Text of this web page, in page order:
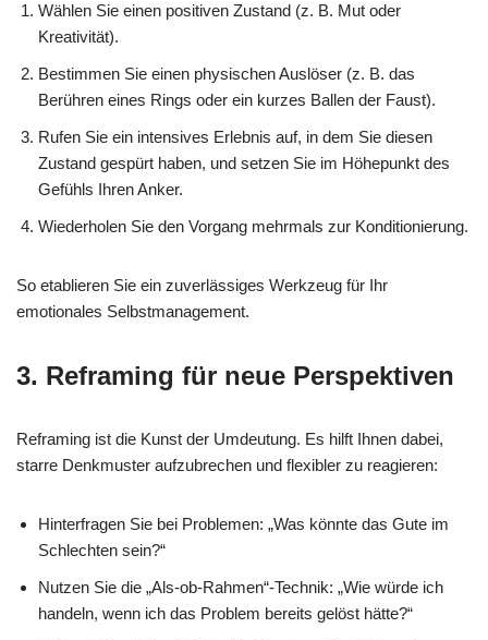
Wählen Sie einen positiven Zustand (z. B. Mut oder
Kreativität).
Bestimmen Sie einen physischen Auslöser (z. B. das
Berühren eines Rings oder ein kurzes Ballen der Faust).
Rufen Sie ein intensives Erlebnis auf, in dem Sie diesen
Zustand gespürt haben, und setzen Sie im Höhepunkt des
Gefühls Ihren Anker.
Wiederholen Sie den Vorgang mehrmals zur Konditionierung.
So etablieren Sie ein zuverlässiges Werkzeug für Ihr
emotionales Selbstmanagement.
3. Reframing für neue Perspektiven
Reframing ist die Kunst der Umdeutung. Es hilft Ihnen dabei,
starre Denkmuster aufzubrechen und flexibler zu reagieren:
Hinterfragen Sie bei Problemen: „Was könnte das Gute im
Schlechten sein?“
Nutzen Sie die „Als-ob-Rahmen“-Technik: „Wie würde ich
handeln, wenn ich das Problem bereits gelöst hätte?“